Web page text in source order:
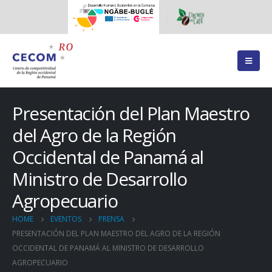
Presentación del Plan Maestro
del Agro de la Región
Occidental de Panamá al
Ministro de Desarrollo
Agropecuario
HOME EVENTOS
PRENSA
PRESENTACIÓN DEL PLAN MAESTRO DEL AGRO DE LA REGIÓN
OCCIDENTAL DE PANAMÁ AL MINISTRO DE DESARROLLO
AGROPECUARIO